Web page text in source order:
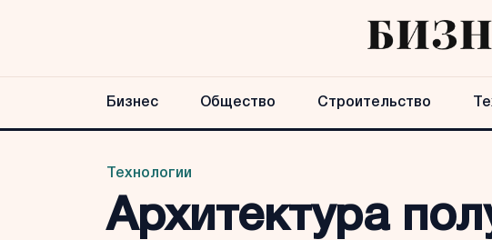
Бизнес Общество Строительство
Технологии
Архитектура